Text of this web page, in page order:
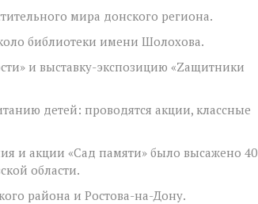
мира донского региона.
библиотеки имени Шолохова.
и выставку-экспозицию «Zащитники
детей: проводятся акции, классные
и акции «Сад памяти» было высажено 40
области.
района и Ростова-на-Дону.